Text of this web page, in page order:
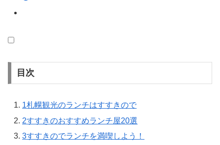
目次
1札幌観光のランチはすすきので
2すすきのおすすめランチ屋20選
3すすきのでランチを満喫しよう！